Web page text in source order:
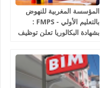
المؤسسة المغربية للنهوض
بالتعليم الأولي - FMPS :
بشهادة البكالوريا تعلن توظيف
بمختلف جهات و أقاليم
المملكة 2026